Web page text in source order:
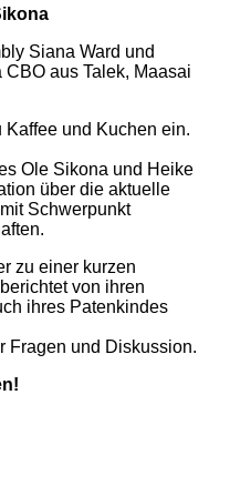
Siana Ward und
aus Talek, Maasai
und Kuchen ein.
Ole Sikona und Heike
über die aktuelle
Schwerpunkt
zu einer kurzen
von ihren
ihres Patenkindes
Fragen und Diskussion.